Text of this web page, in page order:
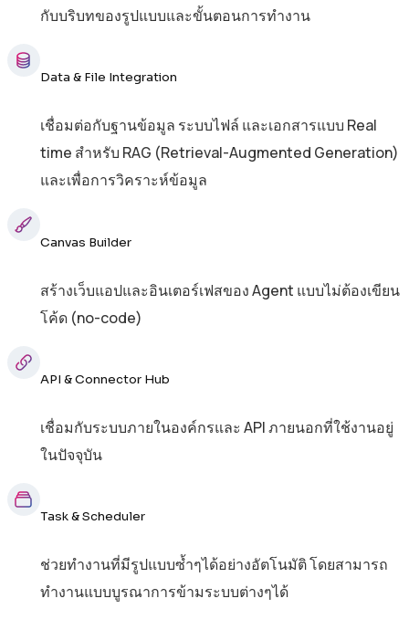
กับบริบทของรูปแบบและขั้นตอนการทำงาน
Data & File Integration
เชื่อมต่อกับฐานข้อมูล ระบบไฟล์ และเอกสารแบบ Real
time สำหรับ RAG (Retrieval-Augmented Generation)
และเพื่อการวิคราะห์ข้อมูล
Canvas Builder
สร้างเว็บแอปและอินเตอร์เฟสของ Agent แบบไม่ต้องเขียน
โค้ด (no-code)
API & Connector Hub
เชื่อมกับระบบภายในองค์กรและ API ภายนอกที่ใช้งานอยู่
ในปัจจุบัน
Task & Scheduler
ช่วยทำงานที่มีรูปแบบซ้ำๆได้อย่างอัตโนมัติ โดยสามารถ
ทำงานแบบบูรณาการข้ามระบบต่างๆได้